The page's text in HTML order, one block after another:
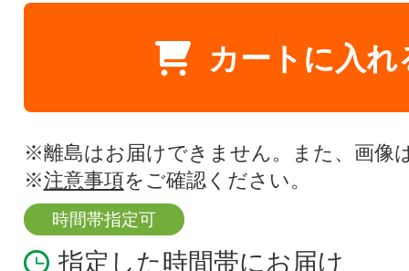
カートに入れ
※離島はお届けできません。また、画像
※注意事項をご確認ください。
時間帯指定可
指定した時間帯にお届け